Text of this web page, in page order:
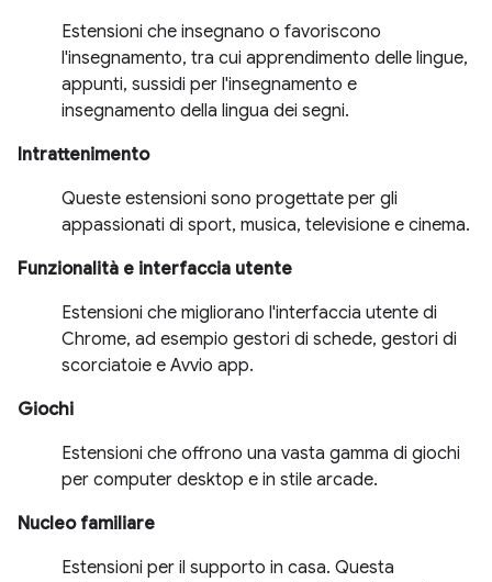
Estensioni che insegnano o favoriscono
l'insegnamento, tra cui apprendimento delle lingue,
appunti, sussidi per l'insegnamento e
insegnamento della lingua dei segni.
Intrattenimento
Queste estensioni sono progettate per gli
appassionati di sport, musica, televisione e cinema.
Funzionalità e interfaccia utente
Estensioni che migliorano l'interfaccia utente di
Chrome, ad esempio gestori di schede, gestori di
scorciatoie e Avvio app.
Giochi
Estensioni che offrono una vasta gamma di giochi
per computer desktop e in stile arcade.
Nucleo familiare
Estensioni per il supporto in casa. Questa